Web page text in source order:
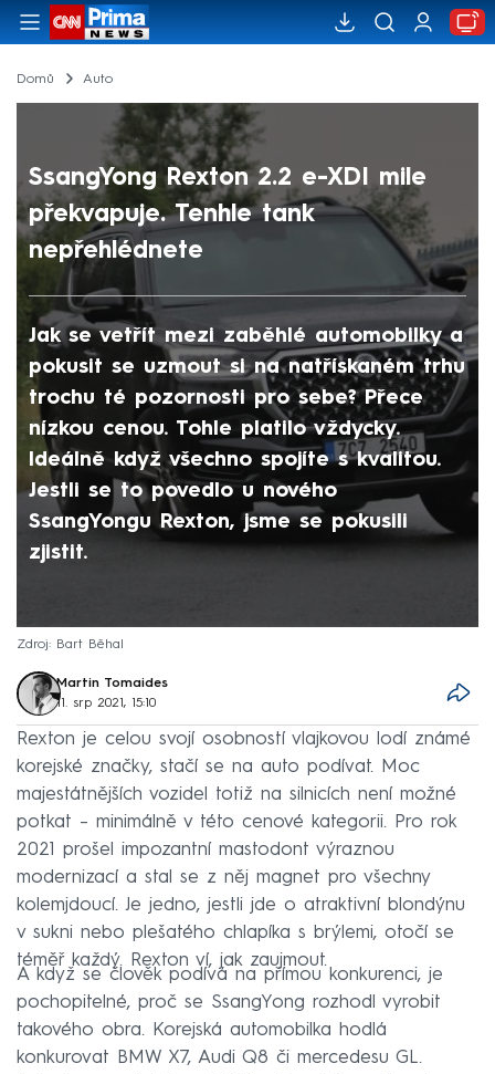
Domů Auto
SsangYong Rexton 2.2 e-XDI mile
překvapuje. Tenhle tank
nepřehlédnete
Jak se vetřít mezi zaběhlé automobilky a
pokusit se uzmout si na natřískaném trhu
trochu té pozornosti pro sebe? Přece
nízkou cenou. Tohle platilo vždycky.
Ideálně když všechno spojíte s kvalitou.
Jestli se to povedlo u nového
SsangYongu Rexton, jsme se pokusili
zjistit.
Zdroj: Bart Běhal
Martin Tomaides
11. srp 2021, 15:10
Rexton je celou svojí osobností vlajkovou lodí známé
korejské značky, stačí se na auto podívat. Moc
majestátnějších vozidel totiž na silnicích není možné
potkat –⁠ minimálně v této cenové kategorii. Pro rok
2021 prošel impozantní mastodont výraznou
modernizací a stal se z něj magnet pro všechny
kolemjdoucí. Je jedno, jestli jde o atraktivní blondýnu
v sukni nebo plešatého chlapíka s brýlemi, otočí se
téměř každý. Rexton ví, jak zaujmout.
A když se člověk podívá na přímou konkurenci, je
pochopitelné, proč se SsangYong rozhodl vyrobit
takového obra. Korejská automobilka hodlá
konkurovat BMW X7, Audi Q8 či mercedesu GL.